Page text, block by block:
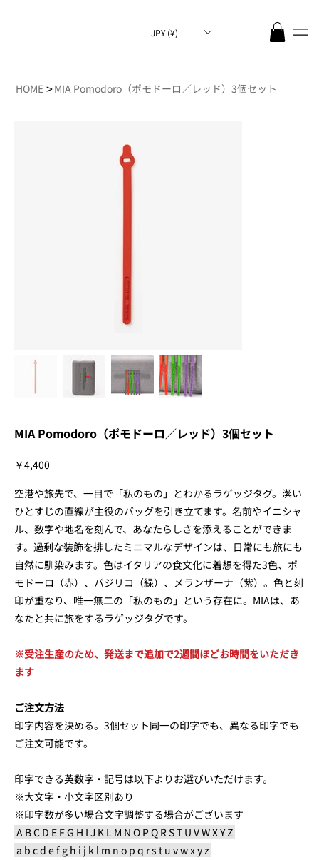
JPY (¥)
HOME >MIA Pomodoro（ポモドーロ／レッド）3個セット
MIA Pomodoro（ポモドーロ／レッド）3個セット
価
格
￥4,400
空港や旅先で、一目で「私のもの」とわかるラゲッジタグ。潔い
ひとすじの直線が主役のバッグを引き立てます。名前やイニシャ
ル、数字や地名を刻んで、あなたらしさを添えることができま
す。過剰な装飾を排したミニマルなデザインは、日常にも旅にも
自然に馴染みます。色はイタリアの食文化に着想を得た3色、ポ
モドーロ（赤）、バジリコ（緑）、メランザーナ（紫）。色と刻
印が重なり、唯一無二の「私のもの」という存在に。MIAは、あ
なたと共に旅をするラゲッジタグです。
※受注生産のため、発送まで追加で2週間ほどお時間をいただき
ます
ご注文方法
印字内容を決める。3個セット同一の印字でも、異なる印字でも
ご注文可能です。
印字できる英数字・記号は以下よりお選びいただけます。
※大文字・小文字区別あり
※印字数が多い場合文字調整する場合がございます
A B C D E F G H I J K L M N O P Q R S T U V W X Y Z
a b c d e f g h i j k l m n o p q r s t u v w x y z